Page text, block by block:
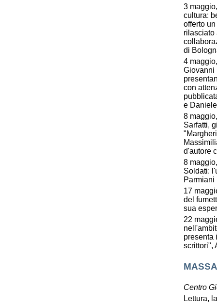
3
cultura:
offerto
rilasciato
di
4
Giovanni
con
e
8
Sarfatti,
d'autore
8
Soldati:
Parmiani
17
del
sua
22
presenta
scrittori",
Centro
Lettura,